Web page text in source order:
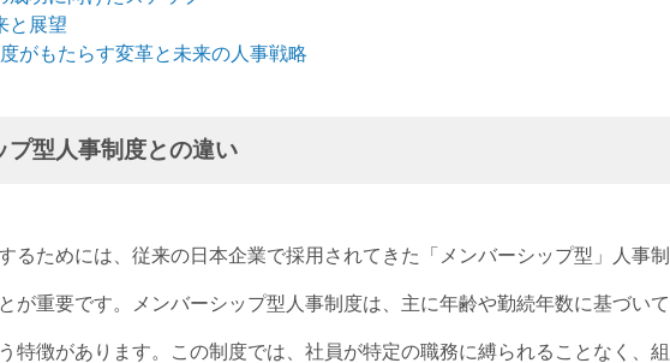
と展望
がもたらす変革と未来の人事戦略
プ型人事制度との違い
るためには、従来の日本企業で採用されてきた「メンバーシップ型」人事制
が重要です。メンバーシップ型人事制度は、主に年齢や勤続年数に基づいて
特徴があります。この制度では、社員が特定の職務に縛られることなく、組